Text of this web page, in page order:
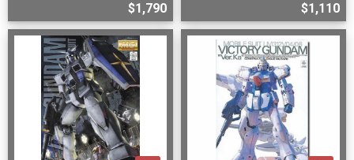
$1,790 $1,110